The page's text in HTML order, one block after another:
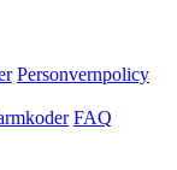
Personvernpolicy
FAQ